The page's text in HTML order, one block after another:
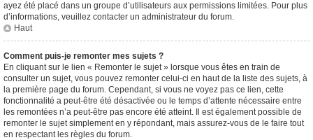
ayez été placé dans un groupe d’utilisateurs aux permissions limitées. Pour plus
d’informations, veuillez contacter un administrateur du forum.
Haut
Comment puis-je remonter mes sujets ?
En cliquant sur le lien « Remonter le sujet » lorsque vous êtes en train de
consulter un sujet, vous pouvez remonter celui-ci en haut de la liste des sujets, à
la première page du forum. Cependant, si vous ne voyez pas ce lien, cette
fonctionnalité a peut-être été désactivée ou le temps d’attente nécessaire entre
les remontées n’a peut-être pas encore été atteint. Il est également possible de
remonter le sujet simplement en y répondant, mais assurez-vous de le faire tout
en respectant les règles du forum.